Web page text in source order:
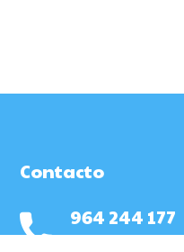
Contacto
964 244 177